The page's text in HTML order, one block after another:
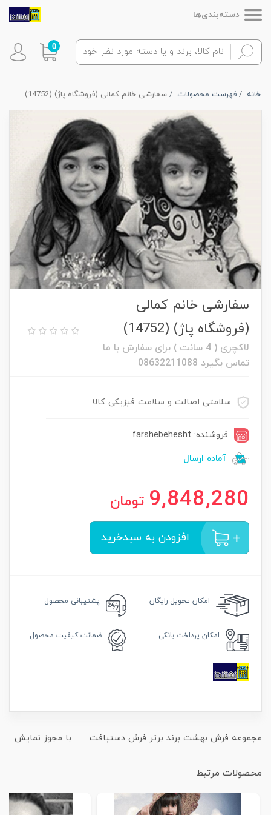
دسته‌بندی‌ها
0
خانه فهرست محصولات سفارشی خانم کمالی (فروشگاه پاژ) (14752)
سفارشی خانم کمالی
(فروشگاه پاژ) (14752)
لاکچری ( 4 سانت ) برای سفارش با ما
تماس بگیرد 08632211088
سلامتی اصالت و سلامت فیزیکی کالا
فروشنده: farshebehesht
آماده ارسال
9,848,280 تومان
افزودن به سبدخرید
امکان تحویل رایگان پشتیبانی محصول
امکان پرداخت بانکی ضمانت کیفیت محصول
مجموعه فرش بهشت برند برتر فرش دستبافت با مجوز نمایش
محصولات مرتبط